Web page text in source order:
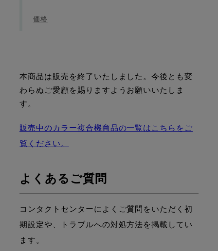
価格
本商品は販売を終了いたしました。今後とも変
わらぬご愛顧を賜りますようお願いいたしま
す。
販売中のカラー複合機商品の一覧はこちらをご
覧ください。
よくあるご質問
コンタクトセンターによくご質問をいただく初
期設定や、トラブルへの対処方法を掲載してい
ます。